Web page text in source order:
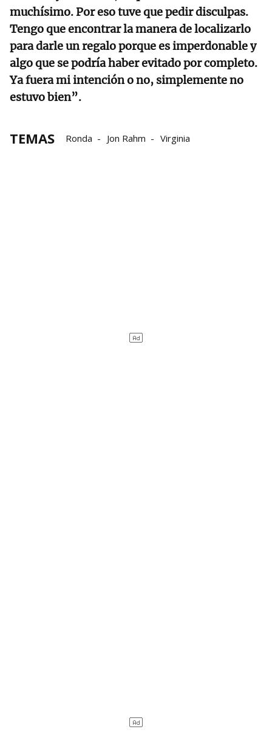
muchísimo. Por eso tuve que pedir disculpas.
Tengo que encontrar la manera de localizarlo
para darle un regalo porque es imperdonable y
algo que se podría haber evitado por completo.
Ya fuera mi intención o no, simplemente no
estuvo bien”.
TEMAS Ronda Jon Rahm Virginia